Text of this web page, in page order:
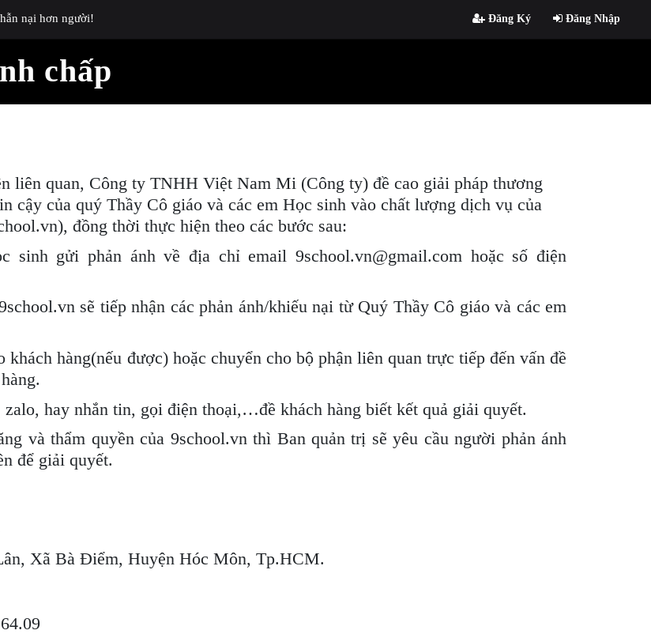
nại hơn người! Đăng Ký Đăng Nhập
chấp
liên quan, Công ty TNHH Việt Nam Mi (Công ty) đề cao giải pháp thương
cậy của quý Thầy Cô giáo và các em Học sinh vào chất lượng dịch vụ của
đồng thời thực hiện theo các bước sau:
sinh gửi phản ánh về địa chỉ email 9school.vn@gmail.com hoặc số điện
sẽ tiếp nhận các phản ánh/khiếu nại từ Quý Thầy Cô giáo và các em
hàng(nếu được) hoặc chuyển cho bộ phận liên quan trực tiếp đến vấn đề
zalo, hay nhắn tin, gọi điện thoại,…đề khách hàng biết kết quả giải quyết.
và thẩm quyền của 9school.vn thì Ban quản trị sẽ yêu cầu người phản ánh
để giải quyết.
Xã Bà Điểm, Huyện Hóc Môn, Tp.HCM.